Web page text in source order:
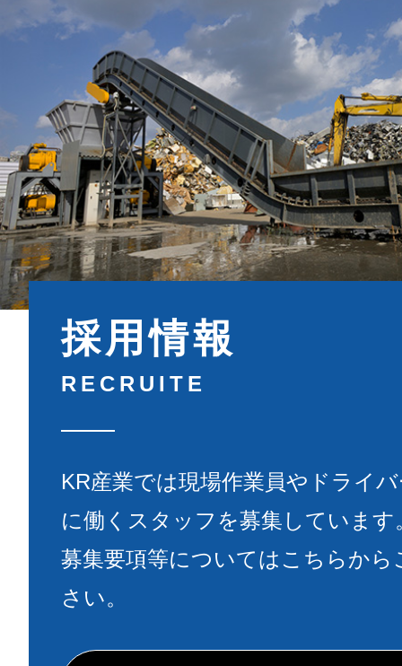
採用情報
RECRUITE
KR産業では現場作業員やドライ
に働くスタッフを募集しています
募集要項等についてはこちらから
さい。